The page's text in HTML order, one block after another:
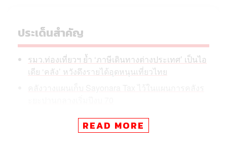
ประเด็นสำคัญ
รมว.ท่องเที่ยวฯ ย้ำ ‘ภาษีเดินทางต่างประเทศ’ เป็นไอ
เดีย ‘คลัง’ หวังดึงรายได้อุดหนุนเที่ยวไทย
ดึงรายได้อุดหนุน ‘ไทยเที่ยวไทย’ ลดภาระการกู้เงินข
READ MORE